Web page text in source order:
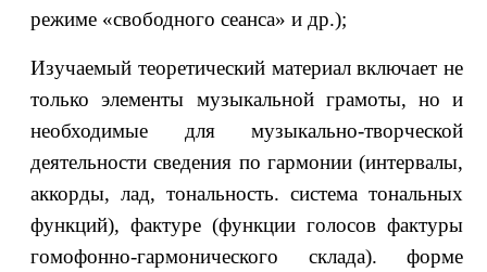
режиме «свободного сеанса» и др.);
Изучаемый теоретический материал включает не
только элементы музыкальной грамоты, но и
необходимые для музыкально-творческой
деятельности сведения по гармонии (интервалы,
аккорды, лад, тональность. система тональных
функций), фактуре (функции голосов фактуры
гомофонно-гармонического склада). форме